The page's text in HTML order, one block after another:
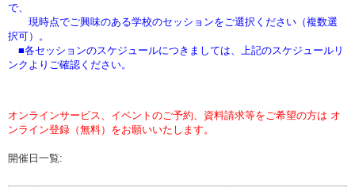
で、
現時点でご興味のある学校のセッションをご選択ください（複数選
択可）。
■各セッションのスケジュールにつきましては、上記のスケジュールリ
ンクよりご確認ください。
オンラインサービス、イベントのご予約、資料請求等をご希望の方は オ
ンライン登録（無料）をお願いいたします。
開催日一覧: